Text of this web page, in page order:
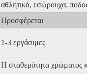
αθλητικά, εσώρουχα,
Προσφέρεται
1-3 εργάσιμες
Η σταθερότητα χρώματος